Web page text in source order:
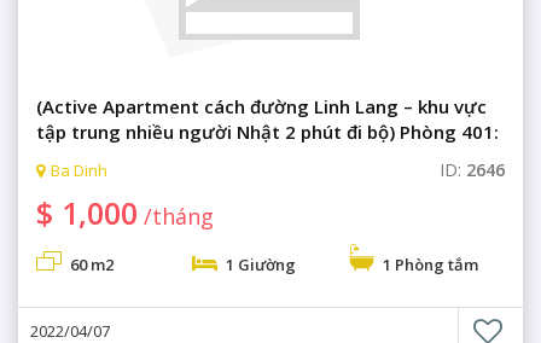
(Active Apartment cách đường Linh Lang – khu vực
tập trung nhiều người Nhật 2 phút đi bộ) Phòng 401:
đầy đủ tiện nghi, phòng gym, phòng xông hơi, sân
tập golf.
Ba Dinh ID: 2646
$ 1,000 /tháng
60 m2 1 Giường 1 Phòng tắm
2022/04/07